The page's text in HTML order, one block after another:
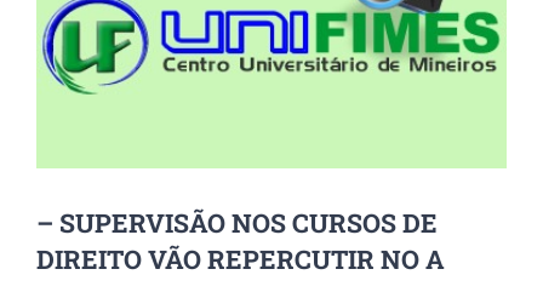
– SUPERVISÃO NOS CURSOS DE
DIREITO VÃO REPERCUTIR NO A